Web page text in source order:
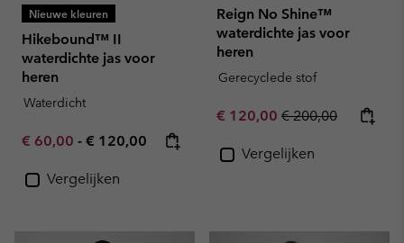
Nieuwe kleuren
Hikebound™ II
waterdichte jas voor
heren
Waterdicht
Minimum sale price:
€ 60,00 - Maximum price:
€ 120,00
Vergelijken
Reign No Shine™
waterdichte jas voor
heren
Gerecyclede stof
Sale price:
€ 120,00 Regular price:
€ 200,00
Vergelijken